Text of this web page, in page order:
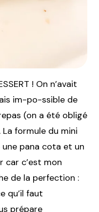
! On n’avait
im-po-ssible de
(on a été obligé
formule du mini
pana cota et un
car c’est mon
de la perfection :
qu’il faut
prépare